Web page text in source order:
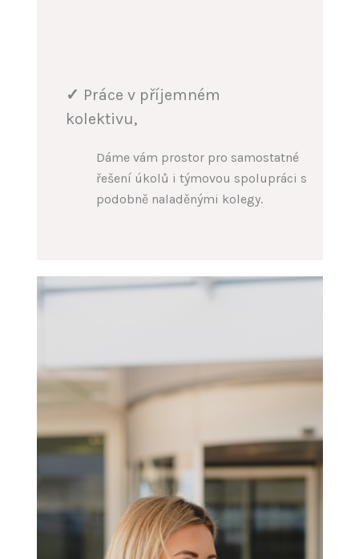
✓ Práce v příjemném
kolektivu,
Dáme vám prostor pro samostatné
řešení úkolů i týmovou spolupráci s
podobně naladěnými kolegy.